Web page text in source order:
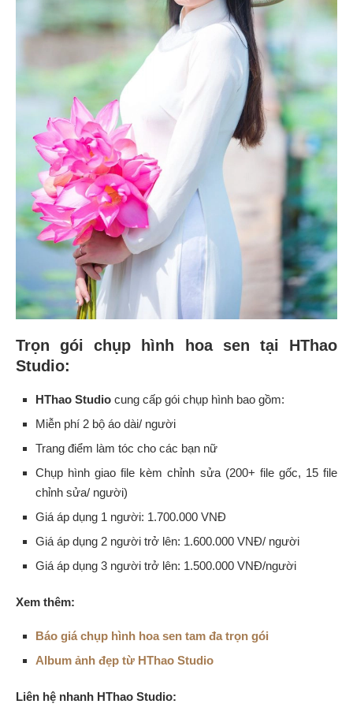
Trọn gói chụp hình hoa sen tại HThao
Studio:
HThao Studio cung cấp gói chụp hình bao gồm:
Miễn phí 2 bộ áo dài/ người
Trang điểm làm tóc cho các bạn nữ
Chụp hình giao file kèm chỉnh sửa (200+ file gốc, 15 file
chỉnh sửa/ người)
Giá áp dụng 1 người: 1.700.000 VNĐ
Giá áp dụng 2 người trở lên: 1.600.000 VNĐ/ người
Giá áp dụng 3 người trở lên: 1.500.000 VNĐ/người
Xem thêm:
Báo giá chụp hình hoa sen tam đa trọn gói
Album ảnh đẹp từ HThao Studio
Liên hệ nhanh HThao Studio: